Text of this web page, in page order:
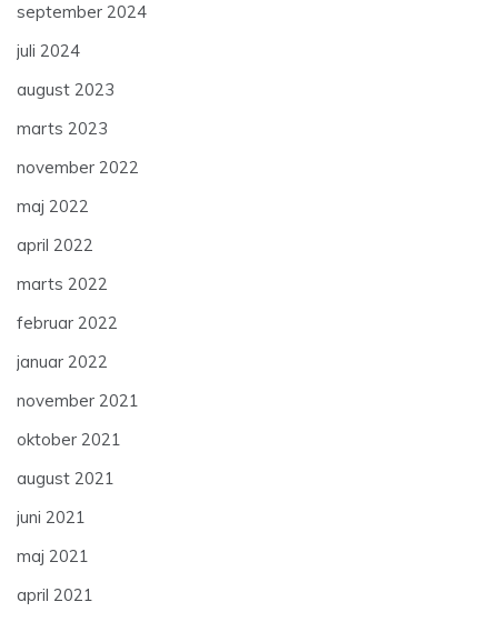
september 2024
juli 2024
august 2023
marts 2023
november 2022
maj 2022
april 2022
marts 2022
februar 2022
januar 2022
november 2021
oktober 2021
august 2021
juni 2021
maj 2021
april 2021